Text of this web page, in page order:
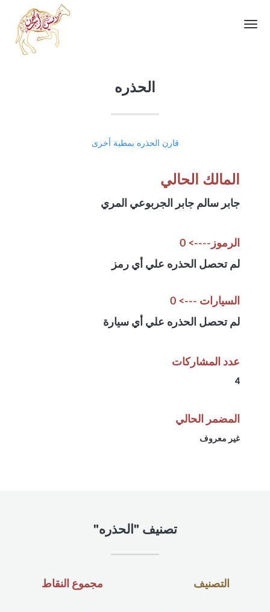
Toggle
الحذره
قارن الحذره بمطية أخرى
المالك الحالي
جابر سالم جابر الجربوعي المري
الرموز----> 0
لم تحصل الحذره علي أي رمز
السيارات ---> 0
لم تحصل الحذره علي أي سيارة
عدد المشاركات
4
المضمر الحالي
غير معروف
تصنيف "الحذره"
مجموع النقاط التصنيف